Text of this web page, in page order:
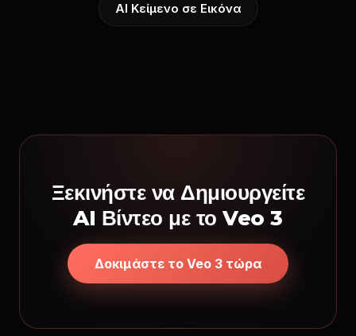
AI Κείμενο σε Εικόνα
Ξεκινήστε να Δημιουργείτε
AI Βίντεο με το Veo 3
Δοκιμάστε το Veo 3 τώρα